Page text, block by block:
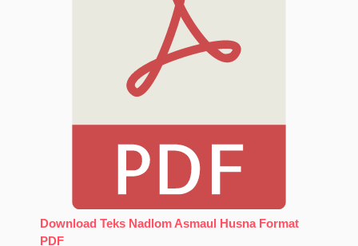
Download Teks Nadlom Asmaul Husna Format
PDF